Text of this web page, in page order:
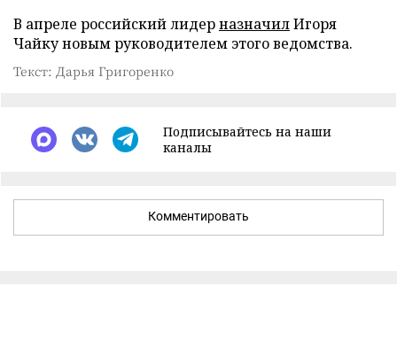
В апреле российский лидерназначилИгоря
Чайку новым руководителем этого ведомства.
Текст: Дарья Григоренко
Подписывайтесь на наши
каналы
Комментировать